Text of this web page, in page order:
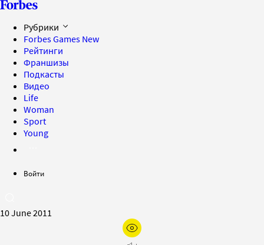
Рубрики
Forbes Games New
Рейтинги
Франшизы
Подкасты
Видео
Life
Woman
Sport
Young
Войти
10 June 2011